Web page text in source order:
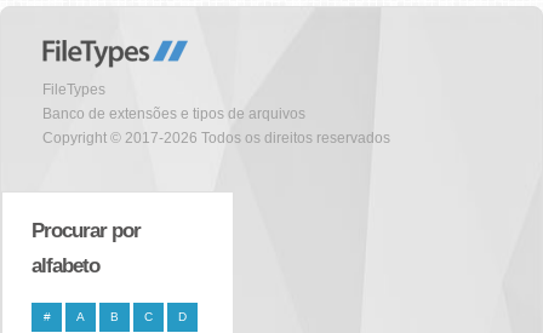
FileTypes
Banco de extensões e tipos de arquivos
Copyright © 2017-2026 Todos os direitos reservados
Procurar por
alfabeto
# A B C D